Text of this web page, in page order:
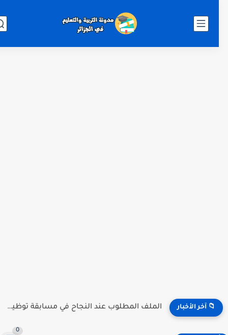
📁 آخر الأخبار منصة توظيف الأساتذة .. الآن إعلان النتائج جميع الولات 2026...